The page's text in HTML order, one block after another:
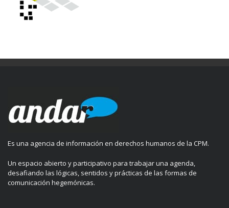
Es una agencia de información en derechos humanos de la CPM.
Un espacio abierto y participativo para trabajar una agenda,
desafiando las lógicas, sentidos y prácticas de las formas de
comunicación hegemónicas.